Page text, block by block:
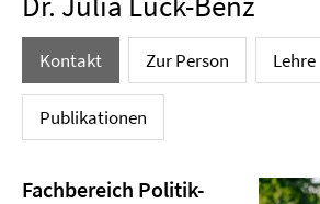
Kontakt Zur Person Lehre
Publikationen
Fachbereich Politik-